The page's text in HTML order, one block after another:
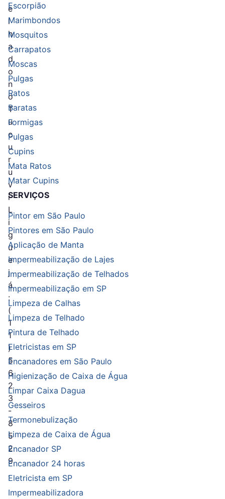
e
l
h
a
d
o
n
o
T
u
c
u
r
u
v
i
L
i
g
u
e
j
á
:
(
1
1
)
5
6
2
3
-
8
5
2
9
.
Escorpião
Marimbondos
Mosquitos
Carrapatos
Moscas
Pulgas
Ratos
Baratas
Formigas
Pulgas
Cupins
Mata Ratos
Matar Cupins
SERVIÇOS
Pintor em São Paulo
Pintores em São Paulo
Aplicação de Manta
Impermeabilização de Lajes
Impermeabilização de Telhados
Impermeabilização em SP
Limpeza de Calhas
Limpeza de Telhado
Pintura de Telhado
Eletricistas em SP
Encanadores em São Paulo
Higienização de Caixa de Água
Limpar Caixa Dagua
Gesseiros
Termonebulização
Limpeza de Caixa de Água
Encanador SP
Encanador 24 horas
Eletricista em SP
Impermeabilizadora